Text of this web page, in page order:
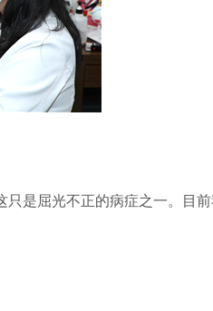
是屈光不正的病症之一。目